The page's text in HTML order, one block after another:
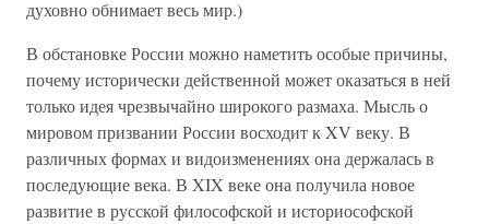
духовно обнимает весь мир.)
В обстановке России можно наметить особые причины,
почему исторически действенной может оказаться в ней
только идея чрезвычайно широкого размаха. Мысль о
мировом призвании России восходит к XV веку. В
различных формах и видоизменениях она держалась в
последующие века. В XIX веке она получила новое
развитие в русской философской и историософской